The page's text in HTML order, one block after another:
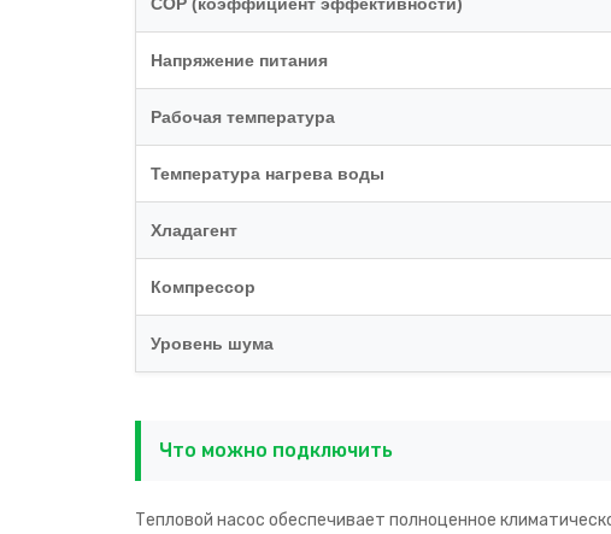
Напряжение питания
Рабочая температура
Температура нагрева воды
Хладагент
Компрессор
Уровень шума
Что можно подключить
Тепловой насос обеспечивает полноценное